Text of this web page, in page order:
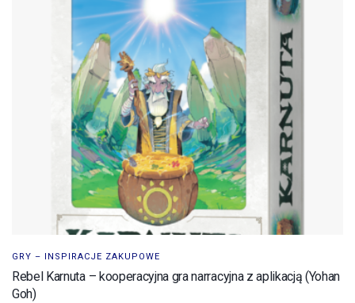
GRY – INSPIRACJE ZAKUPOWE
Rebel Karnuta – kooperacyjna gra narracyjna z aplikacją (Yohan
Goh)